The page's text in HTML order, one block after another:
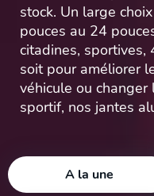
stock. Un large
pouces au 24
citadines, sportives,
soit pour améliorer
véhicule ou changer
sportif, nos jantes
A la une